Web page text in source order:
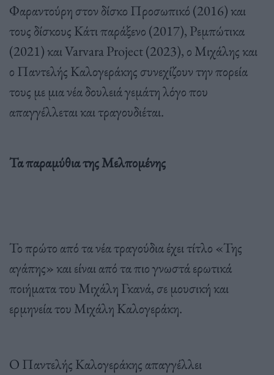
Φαραντούρη στον δίσκο Προσωπικό (2016) και
τους δίσκους Κάτι παράξενο (2017), Ρεμπώτικα
(2021) και Varvara Project (2023), ο Μιχάλης και
ο Παντελής Καλογεράκης συνεχίζουν την πορεία
τους με μια νέα δουλειά γεμάτη λόγο που
απαγγέλλεται και τραγουδιέται.
Τα παραμύθια της Μελπομένης
Το πρώτο από τα νέα τραγούδια έχει τίτλο «Της
αγάπης» και είναι από τα πιο γνωστά ερωτικά
ποιήματα του Μιχάλη Γκανά, σε μουσική και
ερμηνεία του Μιχάλη Καλογεράκη.
Ο Παντελής Καλογεράκης απαγγέλλει